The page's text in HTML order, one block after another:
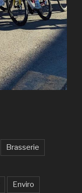
Brasserie
Enviro